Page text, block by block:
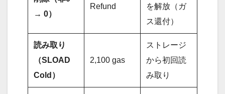
→ 0）
Refund
を解放（ガ
ス還付）
読み取り
（SLOAD
Cold）
2,100 gas
ストレージ
から初回読
み取り